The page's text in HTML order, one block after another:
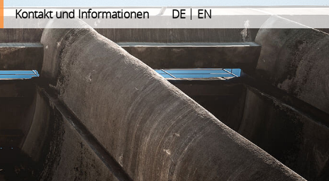
Kontakt und Informationen DE EN